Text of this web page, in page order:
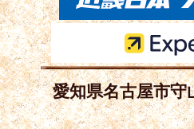
愛知県名古屋市守